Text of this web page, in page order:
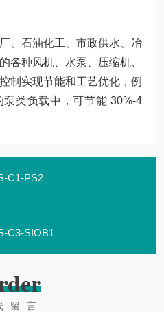
、石油化工、市政供水、冶
各种风机、水泵、压缩机、
制实现节能和工艺优化，例
类负载中，可节能 30%-4
C1-PS2
C3-SIOB1
留言